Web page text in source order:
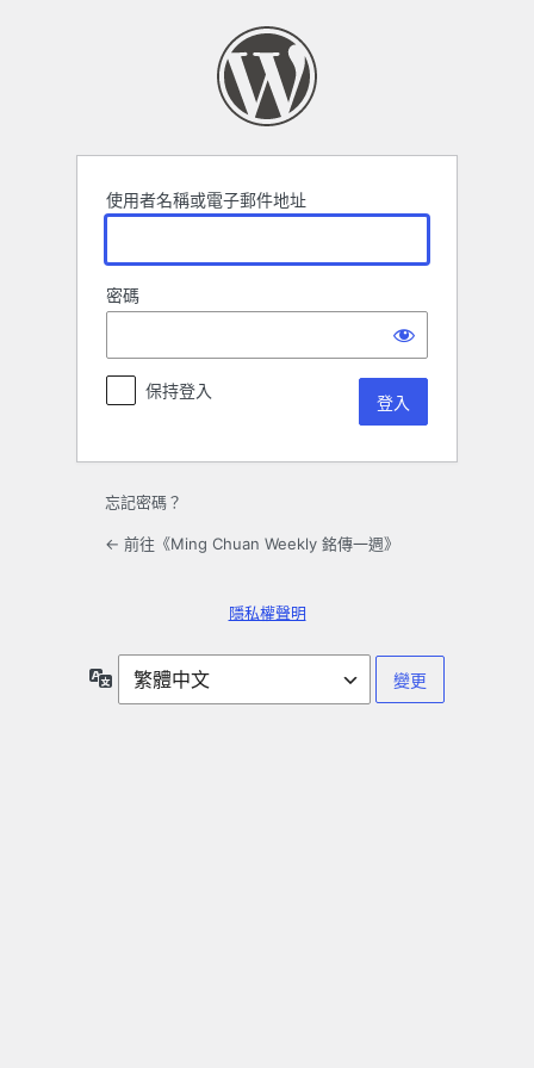
使用者名稱或電子郵件地址
密碼
保持登入
忘記密碼？
← 前往《Ming Chuan Weekly 銘傳一週》
隱私權聲明
言